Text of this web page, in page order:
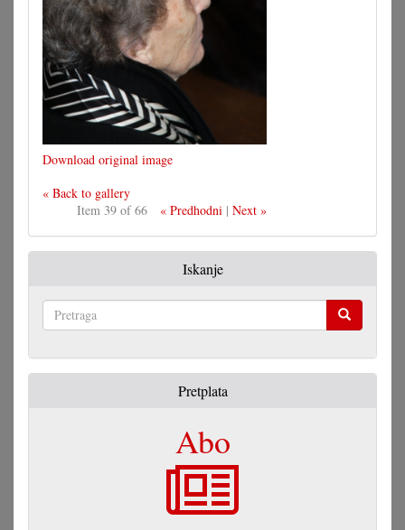
Download original image
« Back to gallery
Item 39 of 66
« Predhodni | Next »
Iskanje
Pretplata
Abo